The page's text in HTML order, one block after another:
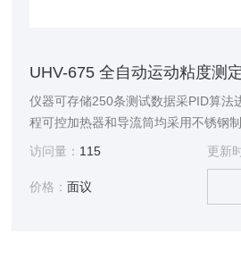
UHV-675 全自动运动粘度测
仪器可存储250条测试数据采PID算法
程可控加热器和导流筒均采用不锈钢
访问量： 115 更新
价格：面议